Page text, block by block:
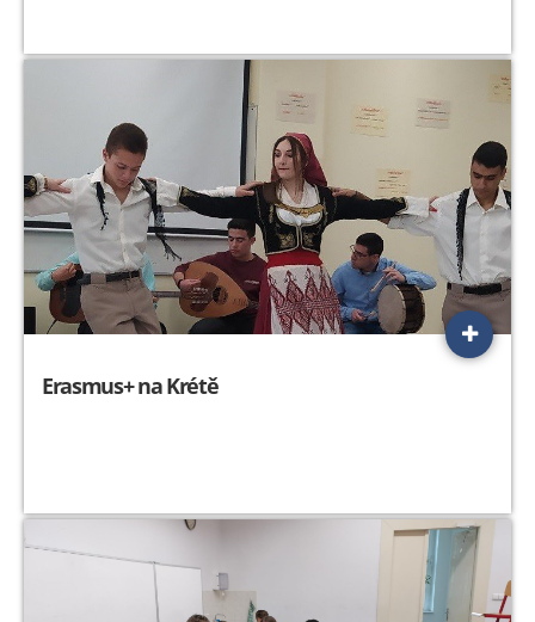
Erasmus+ na Krétě